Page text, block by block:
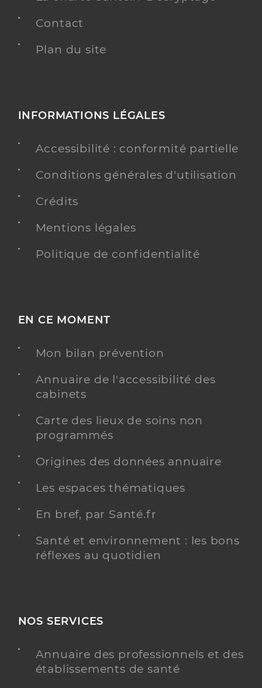
Contact
Plan du site
INFORMATIONS LÉGALES
Accessibilité : conformité partielle
Conditions générales d'utilisation
Crédits
Mentions légales
Politique de confidentialité
EN CE MOMENT
Mon bilan prévention
Annuaire de l'accessibilité des
cabinets
Carte des lieux de soins non
programmés
Origines des données annuaire
Les espaces thématiques
En bref, par Santé.fr
Santé et environnement : les bons
réflexes au quotidien
NOS SERVICES
Annuaire des professionnels et des
établissements de santé